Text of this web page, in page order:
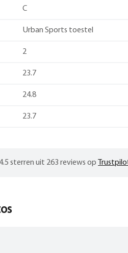
C
Urban Sports toestel
2
23.7
24.8
23.7
sterren uit 263 reviews op